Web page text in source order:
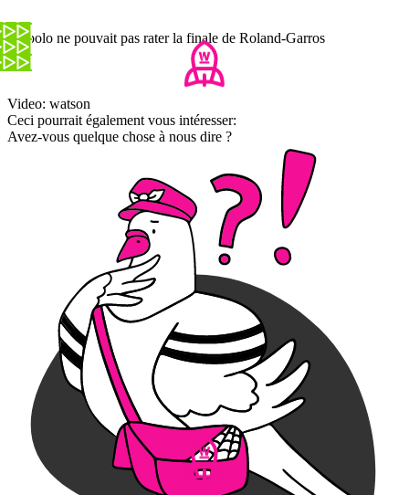
Embolo ne pouvait pas rater la finale de Roland-Garros
Video: watson
Ceci pourrait également vous intéresser:
Avez-vous quelque chose à nous dire ?